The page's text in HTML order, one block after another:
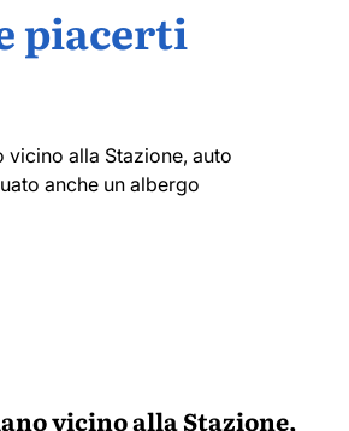
piacerti
vicino alla Stazione,